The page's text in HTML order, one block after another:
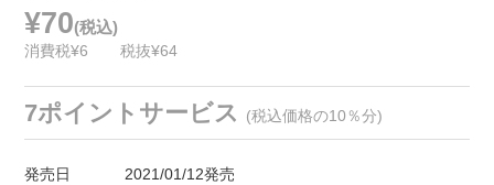
¥70(税込)
消費税¥6 税抜¥64
7ポイントサービス (税込価格の10％分)
発売日 2021/01/12発売